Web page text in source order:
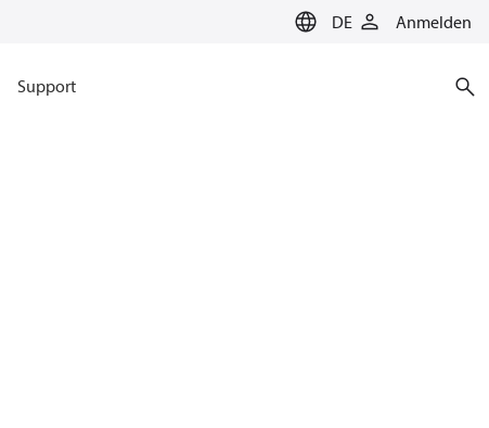
DE Anmelden
Support